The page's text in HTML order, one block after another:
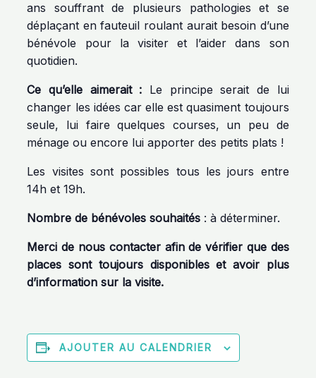
ans souffrant de plusieurs pathologies et se
déplaçant en fauteuil roulant aurait besoin d’une
bénévole pour la visiter et l’aider dans son
quotidien.
Ce qu’elle aimerait : Le principe serait de lui
changer les idées car elle est quasiment toujours
seule, lui faire quelques courses, un peu de
ménage ou encore lui apporter des petits plats !
Les visites sont possibles tous les jours entre
14h et 19h.
Nombre de bénévoles souhaités : à déterminer.
Merci de nous contacter afin de vérifier que des
places sont toujours disponibles et avoir plus
d’information sur la visite.
AJOUTER AU CALENDRIER